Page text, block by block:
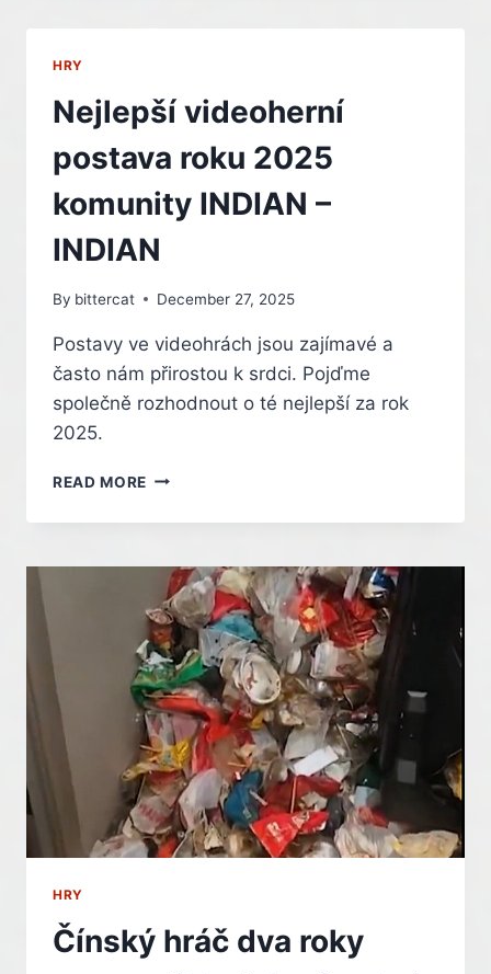
V
DÍKY
NEXTGEN
EDITION
HRY
Nejlepší videoherní
postava roku 2025
komunity INDIAN –
INDIAN
By bittercat December 27, 2025
Postavy ve videohrách jsou zajímavé a
často nám přirostou k srdci. Pojďme
společně rozhodnout o té nejlepší za rok
2025.
READ MORE NEJLEPŠÍ
POSTAVA
2025
KOMUNITY
INDIAN
–
INDIAN
HRY
Čínský hráč dva roky